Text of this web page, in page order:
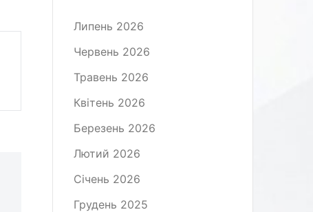
Липень 2026
Червень 2026
Травень 2026
Квітень 2026
Березень 2026
Лютий 2026
Січень 2026
Грудень 2025